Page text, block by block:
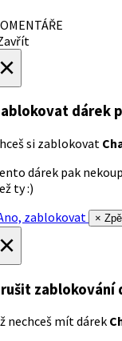
dárek
si zablokovat
dárek pak
ty :)
zablokovat
×
zablokování
nechceš mít dárek